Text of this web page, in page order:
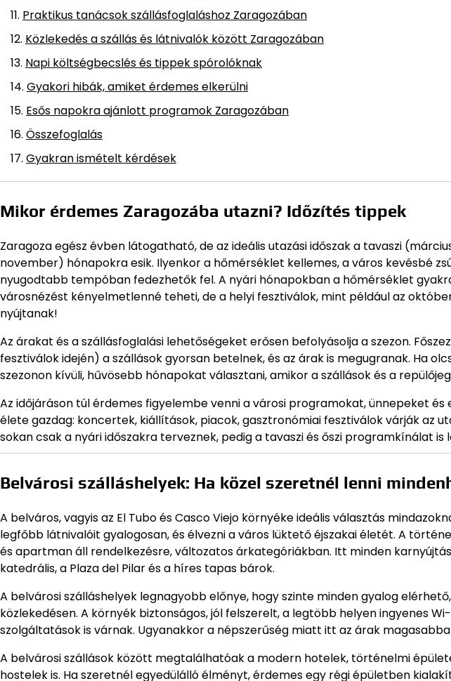
Praktikus tanácsok szállásfoglaláshoz Zaragozában
Közlekedés a szállás és látnivalók között Zaragozában
Napi költségbecslés és tippek spórolóknak
Gyakori hibák, amiket érdemes elkerülni
Esős napokra ajánlott programok Zaragozában
Összefoglalás
Gyakran ismételt kérdések
Mikor érdemes Zaragozába utazni? Időzítés tippek
Zaragoza egész évben látogatható, de az ideális utazási időszak a tavaszi
november) hónapokra esik. Ilyenkor a hőmérséklet kellemes, a város kevésbé
nyugodtabb tempóban fedezhetők fel. A nyári hónapokban a hőmérséklet
városnézést kényelmetlenné teheti, de a helyi fesztiválok, mint például az
nyújtanak!
Az árakat és a szállásfoglalási lehetőségeket erősen befolyásolja a szezon.
fesztiválok idején) a szállások gyorsan betelnek, és az árak is megugranak. Ha
szezonon kívüli, hűvösebb hónapokat választani, amikor a szállások és a
Az időjáráson túl érdemes figyelembe venni a városi programokat, ünnepeket és
élete gazdag: koncertek, kiállítások, piacok, gasztronómiai fesztiválok várják az
sokan csak a nyári időszakra terveznek, pedig a tavaszi és őszi programkínálat is
Belvárosi szálláshelyek: Ha közel szeretnél lenni
A belváros, vagyis az El Tubo és Casco Viejo környéke ideális választás
legfőbb látnivalóit gyalogosan, és élvezni a város lüktető éjszakai életét. A
és apartman áll rendelkezésre, változatos árkategóriákban. Itt minden
katedrális, a Plaza del Pilar és a híres tapas bárok.
A belvárosi szálláshelyek legnagyobb előnye, hogy szinte minden gyalog
közlekedésen. A környék biztonságos, jól felszerelt, a legtöbb helyen ingyenes
szolgáltatások is várnak. Ugyanakkor a népszerűség miatt itt az árak
A belvárosi szállások között megtalálhatóak a modern hotelek, történelmi
hostelek is. Ha szeretnél egyedülálló élményt, érdemes egy régi épületben